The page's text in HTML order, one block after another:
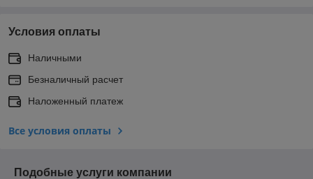
Условия оплаты
Наличными
Безналичный расчет
Наложенный платеж
Все условия оплаты
Подобные услуги компании